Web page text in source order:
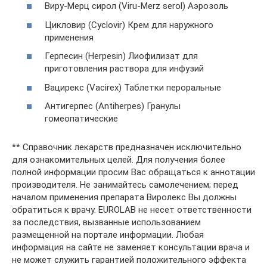
Виру-Мерц сирол (Viru-Merz serol) Аэрозоль
Цикловир (Cyclovir) Крем для наружного
применения
Герпесин (Herpesin) Лиофилизат для
приготовления раствора для инфузий
Вацирекс (Vacirex) Таблетки пероральные
Антигерпес (Antiherpes) Гранулы
гомеопатические
** Справочник лекарств предназначен исключительно
для ознакомительных целей. Для получения более
полной информации просим Вас обращаться к аннотации
производителя. Не занимайтесь самолечением; перед
началом применения препарата Виролекс Вы должны
обратиться к врачу. EUROLAB не несет ответственности
за последствия, вызванные использованием
размещенной на портале информации. Любая
информация на сайте не заменяет консультации врача и
не может служить гарантией положительного эффекта